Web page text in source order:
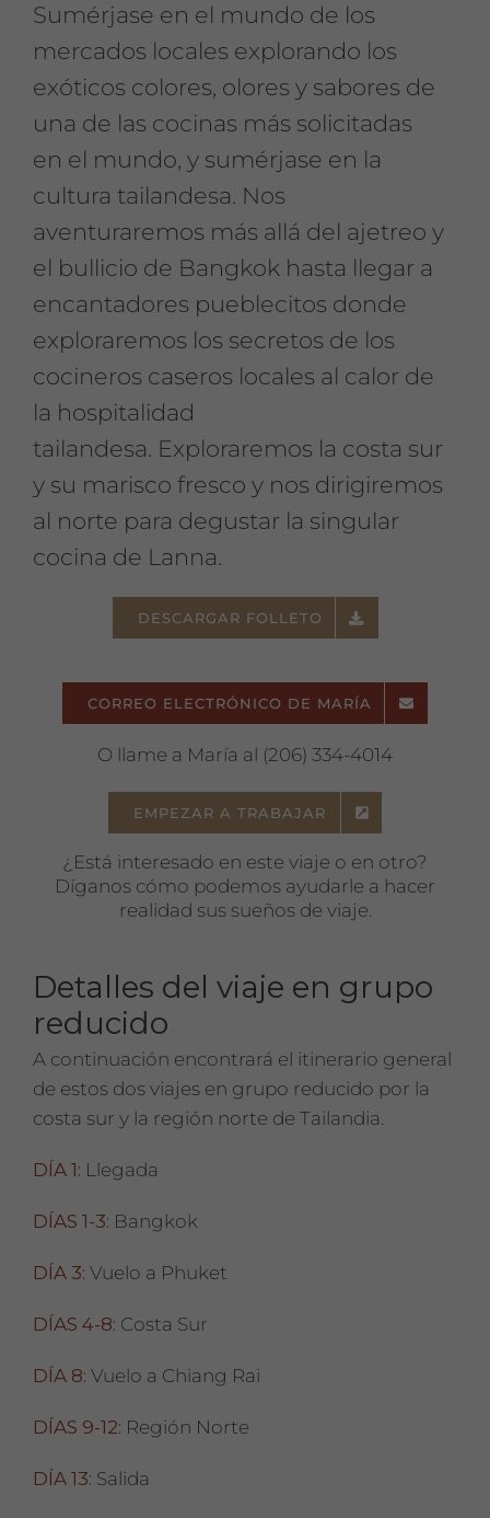
Sumérjase en el mundo de los
mercados locales explorando los
exóticos colores, olores y sabores de
una de las cocinas más solicitadas
en el mundo, y sumérjase en la
cultura tailandesa. Nos
aventuraremos más allá del ajetreo y
el bullicio de Bangkok hasta llegar a
encantadores pueblecitos donde
exploraremos los secretos de los
cocineros caseros locales al calor de
la hospitalidad
tailandesa. Exploraremos la costa sur
y su marisco fresco y nos dirigiremos
al norte para degustar la singular
cocina de Lanna.
DESCARGAR FOLLETO
CORREO ELECTRÓNICO DE MARÍA
O llame a María al (206) 334-4014
EMPEZAR A TRABAJAR
¿Está interesado en este viaje o en otro?
Díganos cómo podemos ayudarle a hacer
realidad sus sueños de viaje.
Detalles del viaje en grupo
reducido
A continuación encontrará el itinerario general
de estos dos viajes en grupo reducido por la
costa sur y la región norte de Tailandia.
DÍA 1: Llegada
DÍAS 1-3: Bangkok
DÍA 3: Vuelo a Phuket
DÍAS 4-8: Costa Sur
DÍA 8: Vuelo a Chiang Rai
DÍAS 9-12: Región Norte
DÍA 13: Salida